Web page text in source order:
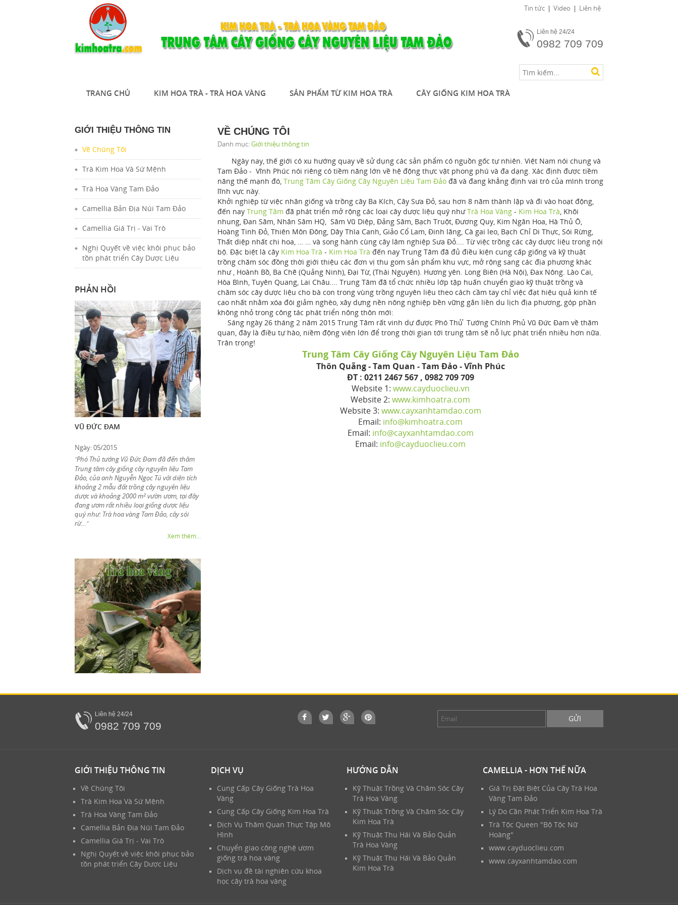
Tin tức Video Liên hệ
Liên hệ 24/24
0982 709 709
TRANG CHỦ KIM HOA TRÀ - TRÀ HOA VÀNG SẢN PHẨM TỪ KIM HOA TRÀ CÂY GIỐNG KIM HOA TRÀ
VỀ CHÚNG TÔI
Danh mục:Giới thiệu thông tin
Ngày nay, thế giới có xu hướng quay về sử dụng các sản phẩm có nguồn gốc tự nhiên. Việt Nam nói chung và
Tam Đảo - Vĩnh Phúc nói riêng có tiềm năng lớn về hệ động thực vật phong phú và đa dạng. Xác định được tiềm
năng thế mạnh đó, Trung Tâm Cây Giống Cây Nguyên Liệu Tam Đảo đã và đang khẳng định vai trò của mình trong
lĩnh vực này.
Khởi nghiệp từ việc nhân giống và trồng cây Ba Kích, Cây Sưa Đỏ, sau hơn 8 năm thành lập và đi vào hoạt động,
đến nay Trung Tâm đã phát triển mở rộng các loại cây dược liệu quý nhưTrà Hoa Vàng - Kim Hoa Trà, Khôi
nhung, Đan Sâm, Nhân Sâm HQ, Sâm Vũ Diệp, Đảng Sâm, Bạch Truột, Đương Quy, Kim Ngân Hoa, Hà Thủ Ô,
Hoàng Tinh Đỏ, Thiên Môn Đông, Dây Thìa Canh, Giảo Cổ Lam, Đinh lăng, Cà gai leo, Bạch Chỉ Di Thực, Sói Rừng,
Thất diệp nhất chi hoa, … … và song hành cùng cây lâm nghiệp Sưa Đỏ.... Từ việc trồng các cây dược liệu trong nội
bộ. Đặc biệt là cây Kim Hoa Trà - Kim Hoa Trà đến nay Trung Tâm đã đủ điều kiện cung cấp giống và kỹ thuật
trồng chăm sóc đồng thời giới thiệu các đơn vị thu gom sản phẩm khu vực, mở rộng sang các địa phương khác
như , Hoành Bồ, Ba Chẽ (Quảng Ninh), Đại Từ, (Thái Nguyên). Hương yên. Long Biên (Hà Nội), Đax Nông. Lào Cai,
Hòa Bình, Tuyên Quang, Lai Châu…. Trung Tâm đã tổ chức nhiều lớp tập huấn chuyển giao kỹ thuật trồng và
chăm sóc cây dược liệu cho bà con trong vùng trồng nguyên liệu theo cách cầm tay chỉ việc đạt hiệu quả kinh tế
cao nhất nhằm xóa đói giảm nghèo, xây dựng nền nông nghiệp bền vững gắn liền du lịch địa phương, góp phần
không nhỏ trong công tác phát triển nông thôn mới:
Sáng ngày 26 tháng 2 năm 2015 Trung Tâm rất vinh dự được Phó Thủ ̉ Tướng Chính Phủ Vũ Đức Đam về thăm
quan, đây là điều tự hào, niềm động viên lớn để trong thời gian tới trung tâm sẽ nỗ lực phát triển nhiều hơn nữa.
Trân trọng!
Trung Tâm Cây Giống Cây Nguyên Liệu Tam Đảo
Thôn Quẵng - Tam Quan - Tam Đảo - Vĩnh Phúc
ĐT : 0211 2467 567 , 0982 709 709
Website 1: www.cayduoclieu.vn
Website 2: www.kimhoatra.com
Website 3: www.cayxanhtamdao.com
Email: info@kimhoatra.com
Email: info@cayxanhtamdao.com
Email: info@cayduoclieu.com
GIỚI THIỆU THÔNG TIN
Về Chúng Tôi
Trà Kim Hoa Và Sứ Mệnh
Trà Hoa Vàng Tam Đảo
Camellia Bản Địa Núi Tam Đảo
Camellia Giá Trị - Vai Trò
Nghị Quyết về việc khôi phục bảo
tồn phát triển Cây Dược Liệu
PHẢN HỒI
VŨ ĐỨC ĐAM
Ngày: 05/2015
“Phó Thủ tướng Vũ Đức Đam đã đến thăm
Trung tâm cây giống cây nguyên liệu Tam
Đảo, của anh Nguyễn Ngọc Tú với diện tích
khoảng 2 mẫu đất trồng cây nguyên liệu
dược và khoảng 2000 m² vườn ươm, tại đây
đang ươm rất nhiều loại giống dược liệu
quý như: Trà hoa vàng Tam Đảo, cây sói
rừ…”
Xem thêm...
Liên hệ 24/24
0982 709 709
GỬI
GIỚI THIỆU THÔNG TIN
Về Chúng Tôi
Trà Kim Hoa Và Sứ Mệnh
Trà Hoa Vàng Tam Đảo
Camellia Bản Địa Núi Tam Đảo
Camellia Giá Trị - Vai Trò
Nghị Quyết về việc khôi phục bảo
tồn phát triển Cây Dược Liệu
DỊCH VỤ
Cung Cấp Cây Giống Trà Hoa
Vàng
Cung Cấp Cây Giống Kim Hoa Trà
Dịch Vụ Thăm Quan Thực Tập Mô
Hình
Chuyển giao công nghệ ươm
giống trà hoa vàng
Dịch vụ đề tài nghiên cứu khoa
học cây trà hoa vàng
HƯỚNG DẪN
Kỹ Thuật Trồng Và Chăm Sóc Cây
Trà Hoa Vàng
Kỹ Thuật Trồng Và Chăm Sóc Cây
Kim Hoa Trà
Kỹ Thuật Thu Hái Và Bảo Quản
Trà Hoa Vàng
Kỹ Thuật Thu Hái Và Bảo Quản
Kim Hoa Trà
CAMELLIA - HƠN THẾ NỮA
Giá Trị Đặt Biệt Của Cây Trà Hoa
Vàng Tam Đảo
Lý Do Cần Phát Triển Kim Hoa Trà
Trà Tộc Queen "Bộ Tộc Nữ
Hoàng"
www.cayduoclieu.com
www.cayxanhtamdao.com